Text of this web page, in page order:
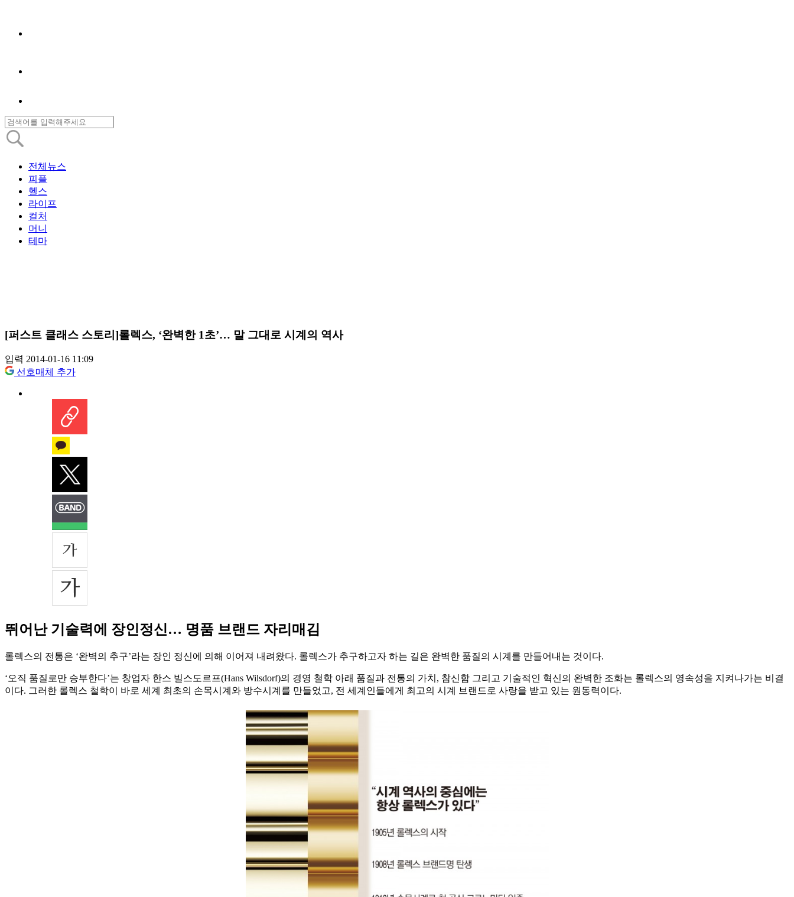
전체뉴스
피플
헬스
라이프
컬처
머니
테마
[퍼스트 클래스 스토리]롤렉스, ‘완벽한 1초’… 말 그대로 시계의 역사
입력 2014-01-16 11:09
선호매체 추가
뛰어난 기술력에 장인정신… 명품 브랜드 자리매김
롤렉스의 전통은 ‘완벽의 추구’라는 장인 정신에 의해 이어져 내려왔다. 롤렉스가 추구하고자 하는 길은 완벽한 품질의 시계를 만들어내는 것이다.
‘오직 품질로만 승부한다’는 창업자 한스 빌스도르프(Hans Wilsdorf)의 경영 철학 아래 품질과 전통의 가치, 참신함 그리고 기술적인 혁신의 완벽한 조화는 롤렉스의 영속성을 지켜나가는 비결
이다. 그러한 롤렉스 철학이 바로 세계 최초의 손목시계와 방수시계를 만들었고, 전 세계인들에게 최고의 시계 브랜드로 사랑을 받고 있는 원동력이다.